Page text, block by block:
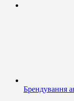
Брендування